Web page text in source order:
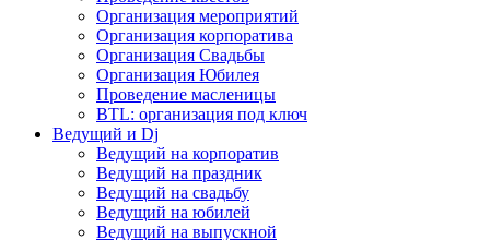
Организация мероприятий
Организация корпоратива
Организация Свадьбы
Организация Юбилея
Проведение масленицы
BTL: организация под ключ
Ведущий и Dj
Ведущий на корпоратив
Ведущий на праздник
Ведущий на свадьбу
Ведущий на юбилей
Ведущий на выпускной